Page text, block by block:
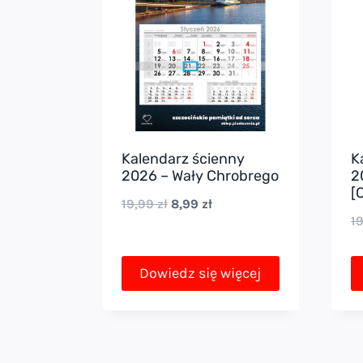
Kalendarz ścienny
2026 – Wały Chrobrego
19,99zł Pierwotna
wynosiła:
19,99 zł.
8,99 złAktualna
wynosi:
8,99 zł.
Dowiedz się więcej